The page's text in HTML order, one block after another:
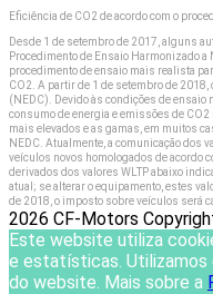
Eficiência de CO2 de acordo com o
Desde 1 de setembro de 2017, alguns
Procedimento de Ensaio Harmonizado
procedimento de ensaio mais realista
CO2. A partir de 1 de setembro de
(NEDC). Devido às condições de ensaio
consumo de energia e emissões de CO2
mais elevados e as gamas, em muitos
NEDC. Atualmente, a comunicação dos
veículos novos homologados de acordo
derivados dos valores WLTP abaixo
atual; se alterar o equipamento, estes
de 2018, o imposto sobre veículos será
2026 CF-Motors
Este website utiliza
e estatísticas. Utilizamos
do website. Mais sobre a